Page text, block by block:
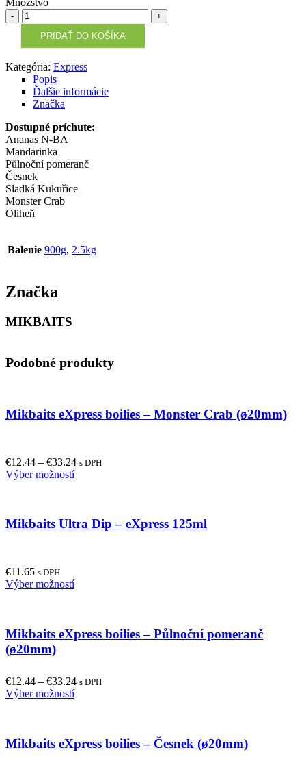
Množstvo
PRIDAŤ DO KOŠÍKA
Kategória: Express
Popis
Ďalšie informácie
Značka
Dostupné príchute:
Ananas N-BA
Mandarinka
Půlnoční pomeranč
Česnek
Sladká Kukuřice
Monster Crab
Oliheň
Balenie 900g, 2.5kg
Značka
MIKBAITS
Podobné produkty
Mikbaits eXpress boilies – Monster Crab (ø20mm)
€12.44 – €33.24 s DPH
Výber možnostíThis
variants.
chosen
page
Mikbaits Ultra Dip – eXpress 125ml
€11.65 s DPH
Výber možnostíThis
variants.
The
be
chosen
page
Mikbaits eXpress boilies – Půlnoční pomeranč
(ø20mm)
€12.44 – €33.24 s DPH
Výber možnostíThis
variants.
Mikbaits eXpress boilies – Česnek (ø20mm)